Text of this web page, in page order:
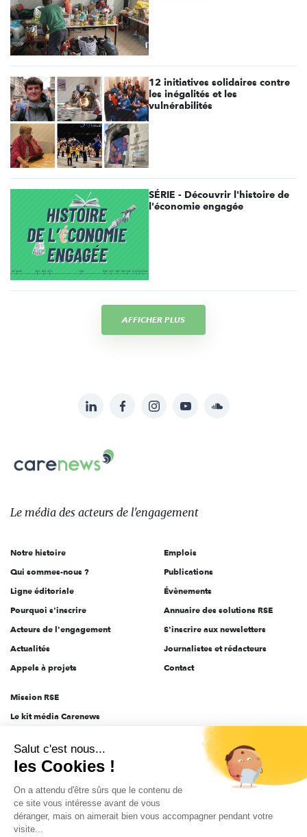
12 initiatives solidaires contre
les inégalités et les
vulnérabilités
SÉRIE - Découvrir l'histoire de
l'économie engagée
AFFICHER PLUS
sur:
LinkedInFacebookInstagramYouTubeSoundcloud
Carenews,
Le
des
l'engagement
Le média des acteurs de l'engagement
Notre histoire
Qui sommes-nous ?
Ligne éditoriale
Pourquoi s'inscrire
Acteurs de l'engagement
Actualités
Appels à projets
Emplois
Publications
Évènements
Annuaire des solutions RSE
S'inscrire aux newsletters
Journalistes et rédacteurs
Contact
Mission RSE
Le kit média Carenews
AEF info
Novethic
PRODURABLE
Inclusiv Day
Salut c'est nous...
les Cookies !
On a attendu d'être sûrs que le contenu de
ce site vous intéresse avant de vous
déranger, mais on aimerait bien vous accompagner pendant votre
visite...